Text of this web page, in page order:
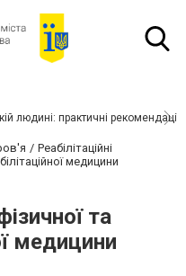
людині: практичні рекомендації
Реабілітаційні
медицини
та
медицини